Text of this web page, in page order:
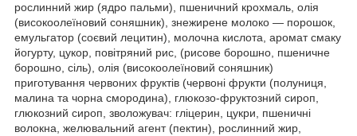
рослинний жир (ядро пальми), пшеничний крохмаль, олія
(високоолеїновий соняшник), знежирене молоко — порошок,
емульгатор (соєвий лецитин), молочна кислота, аромат смаку
йогурту, цукор, повітряний рис, (рисове борошно, пшеничне
борошно, сіль), олія (високоолеїновий соняшник)
приготування червоних фруктів (червоні фрукти (полуниця,
малина та чорна смородина), глюкозо-фруктозний сироп,
глюкозний сироп, зволожувач: гліцерин, цукри, пшеничні
волокна, желювальний агент (пектин), рослинний жир,